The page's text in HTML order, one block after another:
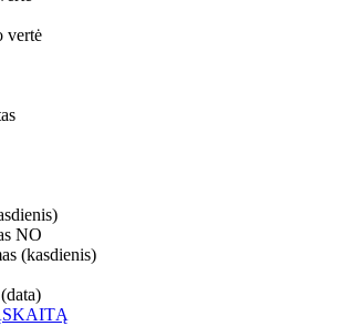
vertė
NO
(kasdienis)